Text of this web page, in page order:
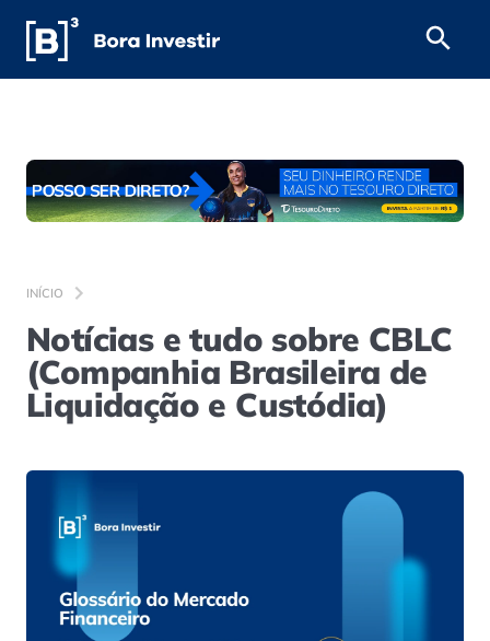
INÍCIO
Notícias e tudo sobre CBLC
(Companhia Brasileira de
Liquidação e Custódia)